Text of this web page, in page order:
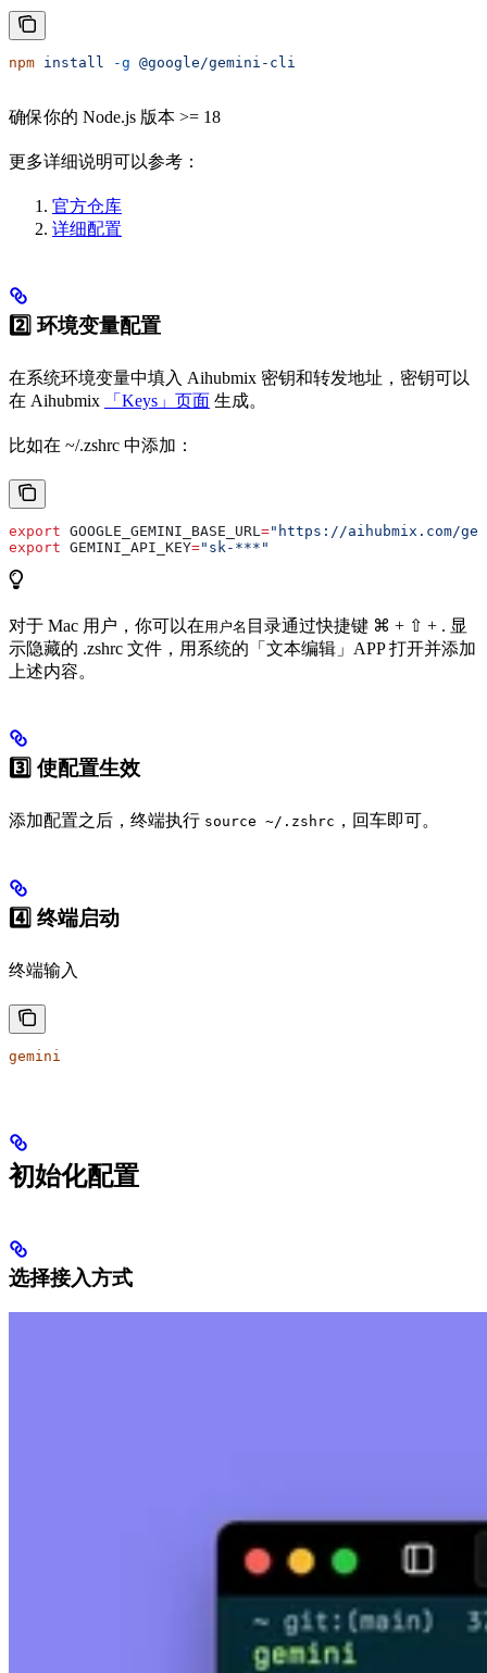
npm install -g @google/gemini-cli
确保你的 Node.js 版本 >= 18
更多详细说明可以参考：
官方仓库
详细配置
2️⃣ 环境变量配置
在系统环境变量中填入 Aihubmix 密钥和转发地址，密钥可以
在 Aihubmix
「Keys」页面 生成。
比如在 ~/.zshrc 中添加：
export GOOGLE_GEMINI_BASE_URL="https://aihubmix.com/
export GEMINI_API_KEY="sk-***"
对于 Mac 用户，你可以在用户名 目录通过快捷键 ⌘ + ⇧ + . 显
示隐藏的 .zshrc 文件，用系统的「文本编辑」APP 打开并添加
上述内容。
3️⃣ 使配置生效
添加配置之后，终端执行 source ~/.zshrc ，回车即可。
4️⃣ 终端启动
终端输入
gemini
初始化配置
选择接入方式